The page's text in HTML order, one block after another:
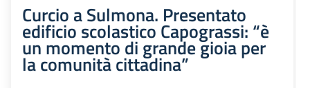
Curcio a Sulmona. Presentato
edificio scolastico Capograssi: “è
un momento di grande gioia per
la comunità cittadina”